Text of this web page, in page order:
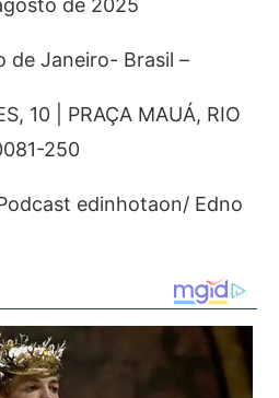
de 2025
de Janeiro- Brasil –
10 | PRAÇA MAUÁ, RIO
250
edinhotaon/ Edno